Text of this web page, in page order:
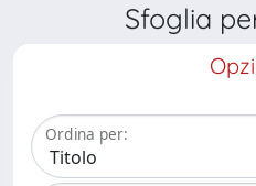
Sfoglia
Ordina per: